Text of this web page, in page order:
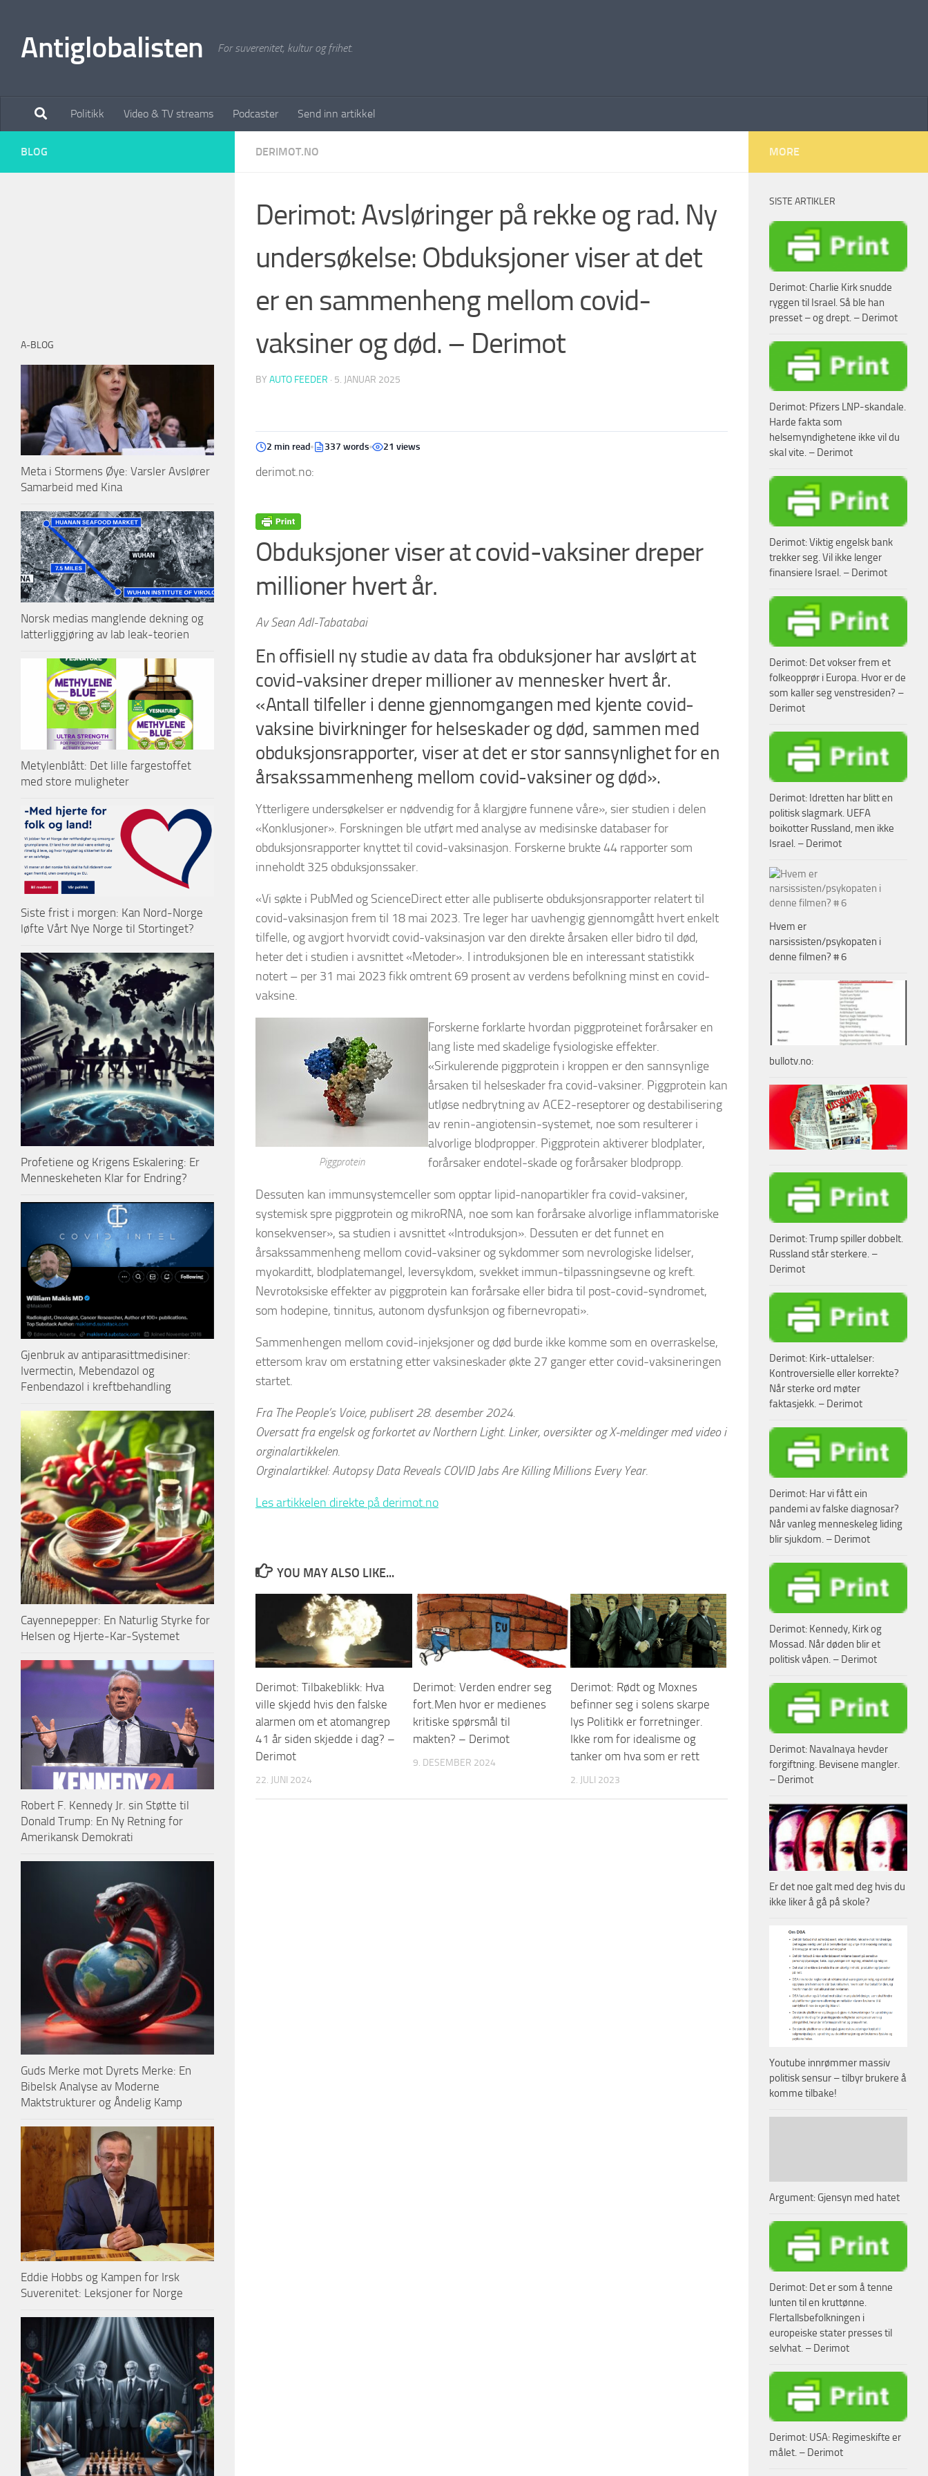
Antiglobalisten For suverenitet, kultur og frihet.
Politikk Video & TV streams Podcaster Send inn artikkel
DERIMOT.NO
Derimot: Avsløringer på rekke og rad. Ny
undersøkelse: Obduksjoner viser at det
er en sammenheng mellom covid-
vaksiner og død. – Derimot
BY AUTO FEEDER · 5. JANUAR 2025
2 min read 337 words 21 views
derimot.no:
Obduksjoner viser at covid-vaksiner dreper
millioner hvert år.
Av Sean Adl-Tabatabai
En offisiell ny studie av data fra obduksjoner har avslørt at
covid-vaksiner dreper millioner av mennesker hvert år.
«Antall tilfeller i denne gjennomgangen med kjente covid-
vaksine bivirkninger for helseskader og død, sammen med
obduksjonsrapporter, viser at det er stor sannsynlighet for en
årsakssammenheng mellom covid-vaksiner og død».
Ytterligere undersøkelser er nødvendig for å klargjøre funnene våre», sier studien i delen
«Konklusjoner». Forskningen ble utført med analyse av medisinske databaser for
obduksjonsrapporter knyttet til covid-vaksinasjon. Forskerne brukte 44 rapporter som
inneholdt 325 obduksjonssaker.
«Vi søkte i PubMed og ScienceDirect etter alle publiserte obduksjonsrapporter relatert til
covid-vaksinasjon frem til 18 mai 2023. Tre leger har uavhengig gjennomgått hvert enkelt
tilfelle, og avgjort hvorvidt covid-vaksinasjon var den direkte årsaken eller bidro til død,
heter det i studien i avsnittet «Metoder». I introduksjonen ble en interessant statistikk
notert – per 31 mai 2023 fikk omtrent 69 prosent av verdens befolkning minst en covid-
vaksine.
Piggprotein
Forskerne forklarte hvordan piggproteinet forårsaker en
lang liste med skadelige fysiologiske effekter.
«Sirkulerende piggprotein i kroppen er den sannsynlige
årsaken til helseskader fra covid-vaksiner. Piggprotein kan
utløse nedbrytning av ACE2-reseptorer og destabilisering
av renin-angiotensin-systemet, noe som resulterer i
alvorlige blodpropper. Piggprotein aktiverer blodplater,
forårsaker endotel-skade og forårsaker blodpropp.
Dessuten kan immunsystemceller som opptar lipid-nanopartikler fra covid-vaksiner,
systemisk spre piggprotein og mikroRNA, noe som kan forårsake alvorlige inflammatoriske
konsekvenser», sa studien i avsnittet «Introduksjon». Dessuten er det funnet en
årsakssammenheng mellom covid-vaksiner og sykdommer som nevrologiske lidelser,
myokarditt, blodplatemangel, leversykdom, svekket immun-tilpassningsevne og kreft.
Nevrotoksiske effekter av piggprotein kan forårsake eller bidra til post-covid-syndromet,
som hodepine, tinnitus, autonom dysfunksjon og fibernevropati».
Sammenhengen mellom covid-injeksjoner og død burde ikke komme som en overraskelse,
ettersom krav om erstatning etter vaksineskader økte 27 ganger etter covid-vaksineringen
startet.
Fra The People’s Voice, publisert 28. desember 2024.
Oversatt fra engelsk og forkortet av Northern Light. Linker, oversikter og X-meldinger med video i
orginalartikkelen.
Orginalartikkel: Autopsy Data Reveals COVID Jabs Are Killing Millions Every Year.
Les artikkelen direkte på derimot.no
YOU MAY ALSO LIKE...
Derimot: Tilbakeblikk: Hva
ville skjedd hvis den falske
alarmen om et atomangrep
41 år siden skjedde i dag? –
Derimot
22. JUNI 2024
Derimot: Verden endrer seg
fort.Men hvor er medienes
kritiske spørsmål til
makten? – Derimot
9. DESEMBER 2024
Derimot: Rødt og Moxnes
befinner seg i solens skarpe
lys Politikk er forretninger.
Ikke rom for idealisme og
tanker om hva som er rett
2. JULI 2023
BLOG
A-BLOG
Meta i Stormens Øye: Varsler Avslører
Samarbeid med Kina
Norsk medias manglende dekning og
latterliggjøring av lab leak-teorien
Metylenblått: Det lille fargestoffet
med store muligheter
Siste frist i morgen: Kan Nord-Norge
løfte Vårt Nye Norge til Stortinget?
Profetiene og Krigens Eskalering: Er
Menneskeheten Klar for Endring?
Gjenbruk av antiparasittmedisiner:
Ivermectin, Mebendazol og
Fenbendazol i kreftbehandling
Cayennepepper: En Naturlig Styrke for
Helsen og Hjerte-Kar-Systemet
Robert F. Kennedy Jr. sin Støtte til
Donald Trump: En Ny Retning for
Amerikansk Demokrati
Guds Merke mot Dyrets Merke: En
Bibelsk Analyse av Moderne
Maktstrukturer og Åndelig Kamp
Eddie Hobbs og Kampen for Irsk
Suverenitet: Leksjoner for Norge
MORE
SISTE ARTIKLER
Derimot: Charlie Kirk snudde
ryggen til Israel. Så ble han
presset – og drept. – Derimot
Derimot: Pfizers LNP-skandale.
Harde fakta som
helsemyndighetene ikke vil du
skal vite. – Derimot
Derimot: Viktig engelsk bank
trekker seg. Vil ikke lenger
finansiere Israel. – Derimot
Derimot: Det vokser frem et
folkeopprør i Europa. Hvor er de
som kaller seg venstresiden? –
Derimot
Derimot: Idretten har blitt en
politisk slagmark. UEFA
boikotter Russland, men ikke
Israel. – Derimot
Hvem er
narsissisten/psykopaten i
denne filmen? # 6
bullotv.no:
Derimot: Trump spiller dobbelt.
Russland står sterkere. –
Derimot
Derimot: Kirk-uttalelser:
Kontroversielle eller korrekte?
Når sterke ord møter
faktasjekk. – Derimot
Derimot: Har vi fått ein
pandemi av falske diagnosar?
Når vanleg menneskeleg liding
blir sjukdom. – Derimot
Derimot: Kennedy, Kirk og
Mossad. Når døden blir et
politisk våpen. – Derimot
Derimot: Navalnaya hevder
forgiftning. Bevisene mangler.
– Derimot
Er det noe galt med deg hvis du
ikke liker å gå på skole?
Youtube innrømmer massiv
politisk sensur – tilbyr brukere å
komme tilbake!
Argument: Gjensyn med hatet
Derimot: Det er som å tenne
lunten til en kruttønne.
Flertallsbefolkningen i
europeiske stater presses til
selvhat. – Derimot
Derimot: USA: Regimeskifte er
målet. – Derimot